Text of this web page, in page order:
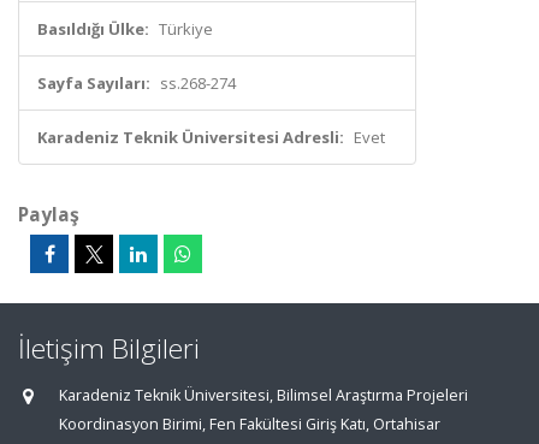
Basıldığı Ülke: Türkiye
Sayfa Sayıları: ss.268-274
Karadeniz Teknik Üniversitesi Adresli: Evet
Paylaş
İletişim Bilgileri
Karadeniz Teknik Üniversitesi, Bilimsel Araştırma Projeleri
Koordinasyon Birimi, Fen Fakültesi Giriş Katı, Ortahisar